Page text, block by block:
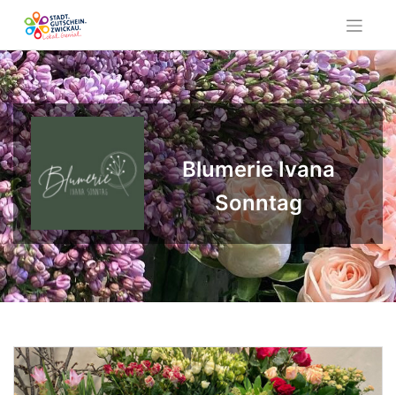
content
Blumerie Ivana
Sonntag